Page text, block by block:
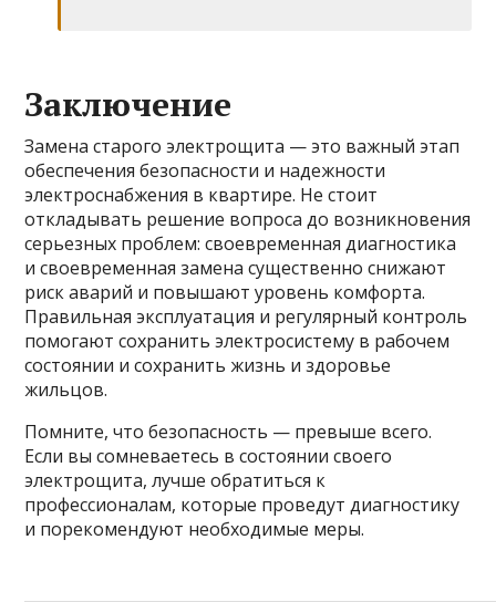
Заключение
Замена старого электрощита — это важный этап
обеспечения безопасности и надежности
электроснабжения в квартире. Не стоит
откладывать решение вопроса до возникновения
серьезных проблем: своевременная диагностика
и своевременная замена существенно снижают
риск аварий и повышают уровень комфорта.
Правильная эксплуатация и регулярный контроль
помогают сохранить электросистему в рабочем
состоянии и сохранить жизнь и здоровье
жильцов.
Помните, что безопасность — превыше всего.
Если вы сомневаетесь в состоянии своего
электрощита, лучше обратиться к
профессионалам, которые проведут диагностику
и порекомендуют необходимые меры.